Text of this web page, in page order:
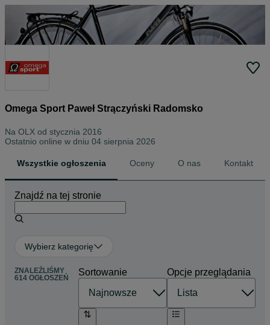
Omega Sport Paweł Strączyński Radomsko
Na OLX od stycznia 2016
Ostatnio online w dniu 04 sierpnia 2026
Wszystkie ogłoszenia Oceny O nas Kontakt
Znajdź na tej stronie
Wybierz kategorię
ZNALEŹLIŚMY
614 OGŁOSZEŃ
Sortowanie Opcje przeglądania